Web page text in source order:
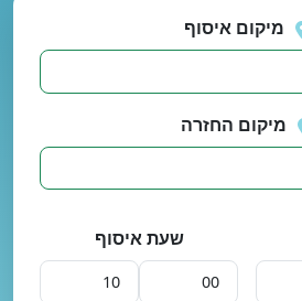
מיקום איסוף
מיקום החזרה
שעת איסוף